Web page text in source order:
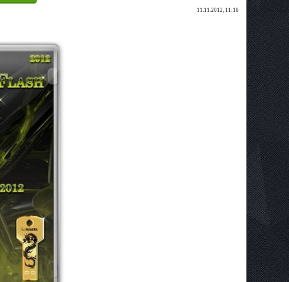
11.11.2012, 11:16